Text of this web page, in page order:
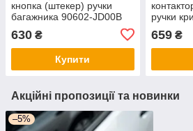
кнопка (штекер) ручки
багажника 90602-JD00B
630 ₴
Купити
ручки
арт. DA-
659₴
Акційні пропозиції та новинки
–5%